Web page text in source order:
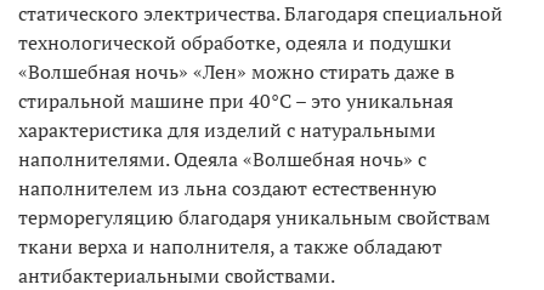
статического электричества. Благодаря специальной
технологической обработке, одеяла и подушки
«Волшебная ночь» «Лен» можно стирать даже в
стиральной машине при 40°C – это уникальная
характеристика для изделий с натуральными
наполнителями. Одеяла «Волшебная ночь» с
наполнителем из льна создают естественную
терморегуляцию благодаря уникальным свойствам
ткани верха и наполнителя, а также обладают
антибактериальными свойствами.